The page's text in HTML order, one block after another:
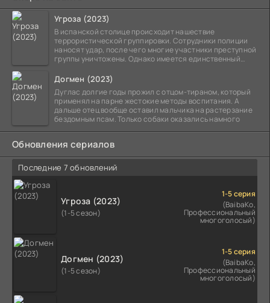
Угроза (2023)
В испанской столице происходит нашествие
террористической группировки. Сотрудники полиции
наносят удар, после чего многие участники преступной
группы уничтожены. Однако имеется единственный
Догмен (2023)
Дуглас долгие годы прожил с отцом-тираном, который
применял на парне жестокие методы воспитания. А
дальше отец вообще оставил мальчика на растерзание
бездомным псам. Только собаки оказались намного
Обновления сериалов
Последние 7 обновлений
Угроза (2023)
(1-5 сезон)
1-5 серия
(BaibaKo,
Профессиональный
многоголосый)
Догмен (2023)
(1-5 сезон)
1-5 серия
(BaibaKo,
Профессиональный
многоголосый)